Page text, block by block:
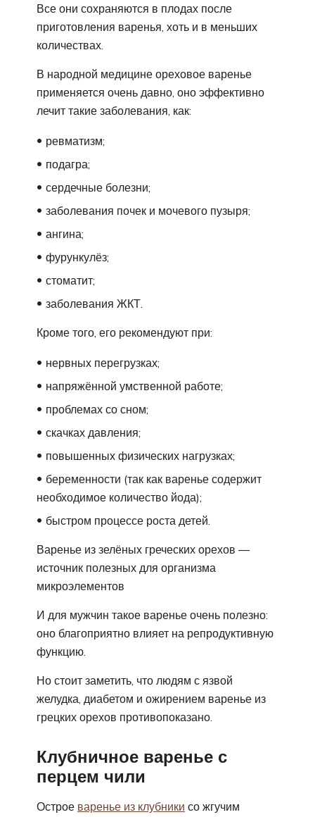
Все они сохраняются в плодах после
приготовления варенья, хоть и в меньших
количествах.
В народной медицине ореховое варенье
применяется очень давно, оно эффективно
лечит такие заболевания, как:
ревматизм;
подагра;
сердечные болезни;
заболевания почек и мочевого пузыря;
ангина;
фурункулёз;
стоматит;
заболевания ЖКТ.
Кроме того, его рекомендуют при:
нервных перегрузках;
напряжённой умственной работе;
проблемах со сном;
скачках давления;
повышенных физических нагрузках;
беременности (так как варенье содержит
необходимое количество йода);
быстром процессе роста детей.
Варенье из зелёных греческих орехов —
источник полезных для организма
микроэлементов
И для мужчин такое варенье очень полезно:
оно благоприятно влияет на репродуктивную
функцию.
Но стоит заметить, что людям с язвой
желудка, диабетом и ожирением варенье из
грецких орехов противопоказано.
Клубничное варенье с
перцем чили
Острое варенье из клубники со жгучим